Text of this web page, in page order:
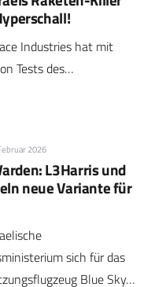
Industries hat mit
Tests des…
2026
L3Harris und
neue Variante für
sich für das
Blue Sky…